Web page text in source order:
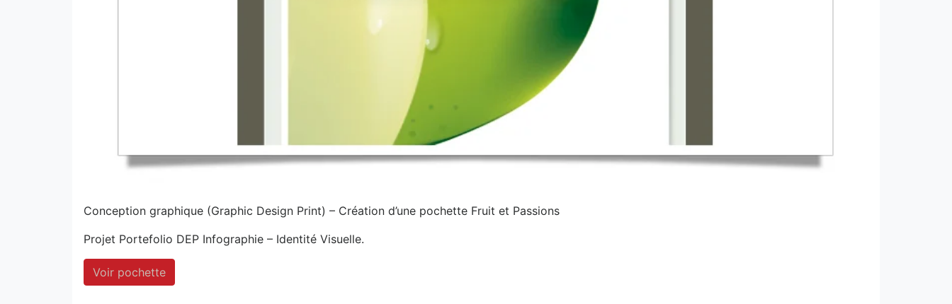
Conception graphique (Graphic Design Print) – Création d’une pochette Fruit et Passions
Projet Portefolio DEP Infographie – Identité Visuelle.
Voir pochette